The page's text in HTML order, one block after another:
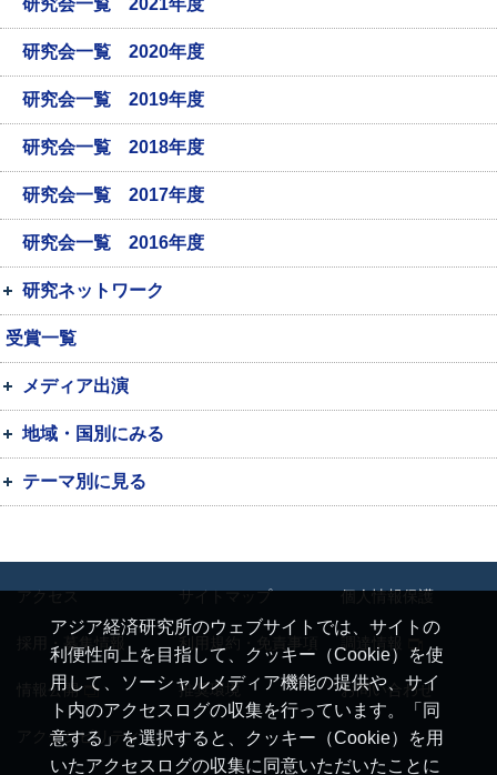
研究会一覧 2021年度
研究会一覧 2020年度
研究会一覧 2019年度
研究会一覧 2018年度
研究会一覧 2017年度
研究会一覧 2016年度
研究ネットワーク
受賞一覧
メディア出演
地域・国別にみる
テーマ別に見る
アジア経済研究所のウェブサイトでは、サイトの
利便性向上を目指して、クッキー（Cookie）を使
用して、ソーシャルメディア機能の提供や、サイ
ト内のアクセスログの収集を行っています。「同
意する」を選択すると、クッキー（Cookie）を用
いたアクセスログの収集に同意いただいたことに
アクセス サイトマップ 個人情報保護
採用・募集情報 利用規約・免責事項
情報公開 推奨環境 お問い合わせ
アクセシビリティ